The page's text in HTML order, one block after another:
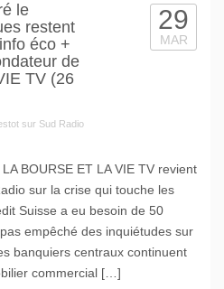
le
restent
éco +
de
TV (26
sur Sud Radio
29
MAR
BOURSE ET LA VIE TV revient
sur la crise qui touche les
Suisse a eu besoin de 50
empêché des inquiétudes sur
banquiers centraux continuent
commercial […]